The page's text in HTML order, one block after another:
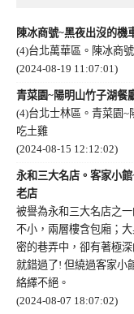
陳冰商號~黑夜出沒的機
(4)台北萬華區。陳冰商
(2024-08-19 11:07:01)
青菜園~陽明山竹子湖餐
(4)台北士林區。青菜園
吃土雞
(2024-08-15 12:12:02)
永和三大名店。客家小
老店
被譽為永和三大名店之
不小，兩層樓含包廂；
密的巷弄中，卻有著極
就錯過了! 但繞過客家小
絡繹不絕。
(2024-08-07 18:07:02)